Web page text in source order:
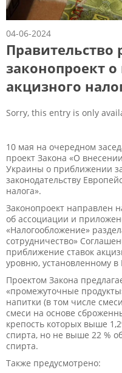
04-06-2024
Правительство
законопроект
акцизного
Sorry, this entry is only
10 мая на очередном
проект Закона «О
Украины о приближении
законодательству
налога».
Законопроект направлен
об ассоциации и
«Налогообложение»
сотрудничество»
приближение ставок
уровню, установленному в
Проектом Закона
«промежуточные
напитки (в том числе
смеси на основе
крепость которых выше
спирта, но не выше 22 %
спирта.
Также предусмотрено: